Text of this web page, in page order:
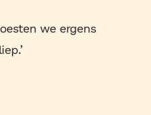
we ergens